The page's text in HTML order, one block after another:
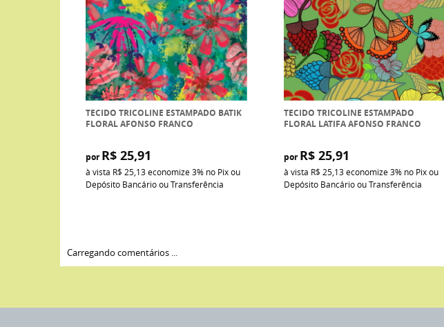
TECIDO TRICOLINE ESTAMPADO BATIK
FLORAL AFONSO FRANCO
por R$ 25,91
à vista R$ 25,13economize3% no Pix ou
Depósito Bancário ou Transferência
TECIDO TRICOLINE ESTAMPADO
FLORAL LATIFA AFONSO FRANCO
por R$ 25,91
à vista R$ 25,13economize3% no Pix ou
Depósito Bancário ou Transferência
Carregando comentários ...